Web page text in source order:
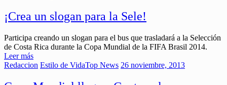
¡Crea un slogan para la Sele!
Participa creando un slogan para el bus que trasladará a la Selección
de Costa Rica durante la Copa Mundial de la FIFA Brasil 2014.
Leer más
Redaccion Estilo de VidaTop News 26 noviembre, 2013